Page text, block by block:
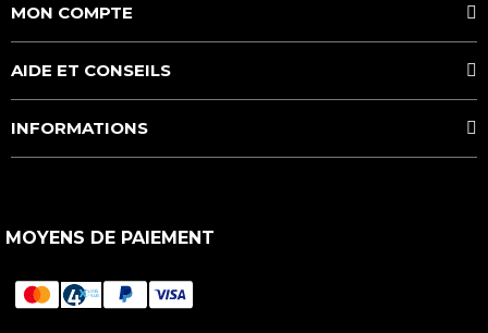
MON COMPTE
AIDE ET CONSEILS
INFORMATIONS
MOYENS DE PAIEMENT